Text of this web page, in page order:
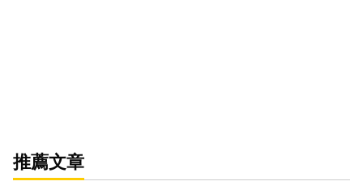
推薦文章